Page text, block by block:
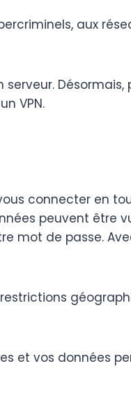
aux
VPN.
connecter en
peuvent être
mot de passe.
et vos données